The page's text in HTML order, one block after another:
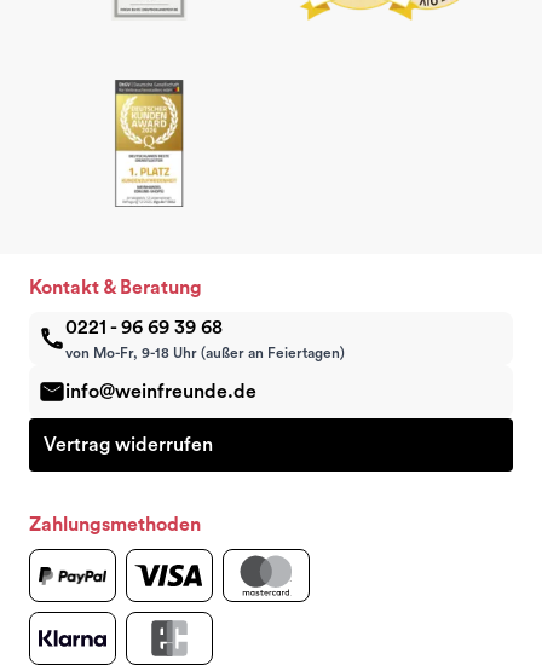
Kontakt & Beratung
0221 - 96 69 39 68
von Mo-Fr, 9-18 Uhr (außer an Feiertagen)
info@weinfreunde.de
Vertrag widerrufen
Zahlungsmethoden